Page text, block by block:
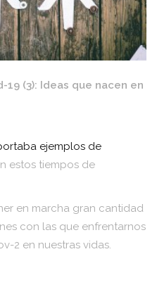
(3): Ideas que nacen en
ejemplos de
estos tiempos de
en marcha gran cantidad
con las que enfrentarnos
2 en nuestras vidas.